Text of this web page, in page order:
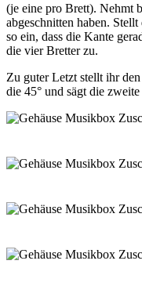
(je eine pro Brett). Nehmt
abgeschnitten haben.
so ein, dass die Kante
die vier Bretter zu.
Zu guter Letzt stellt ihr
die 45° und sägt die